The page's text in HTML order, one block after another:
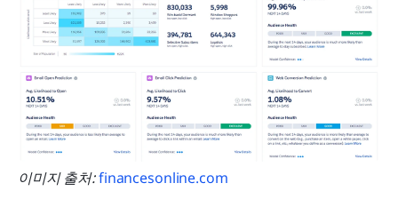
이미지 출처: financesonline.com